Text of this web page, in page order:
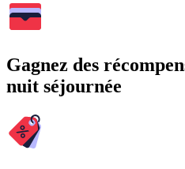
Gagnez des
nuit séjournée